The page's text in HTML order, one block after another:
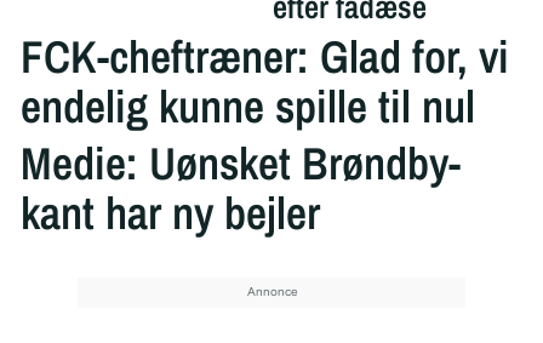
FCK-cheftræner: Glad for, vi
endelig kunne spille til nul
Medie: Uønsket Brøndby-
kant har ny bejler